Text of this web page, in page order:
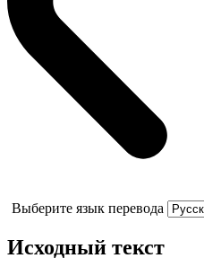
Выберите язык перевода
Исходный текст